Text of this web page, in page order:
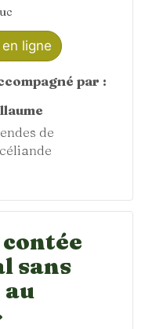
ligne
par :
de
sans